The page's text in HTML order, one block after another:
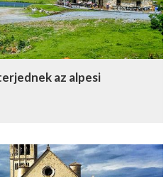
az alpesi